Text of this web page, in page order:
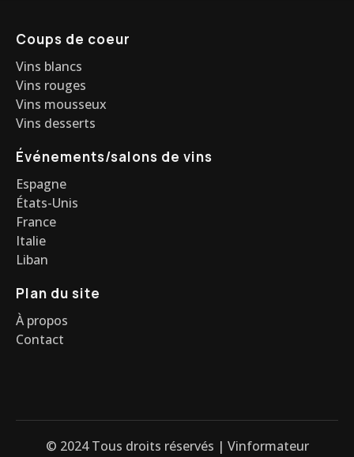
Coups de coeur
Vins blancs
Vins rouges
Vins mousseux
Vins desserts
Événements/salons de vins
Espagne
États-Unis
France
Italie
Liban
Plan du site
À propos
Contact
© 2024 Tous droits réservés | Vinformateur